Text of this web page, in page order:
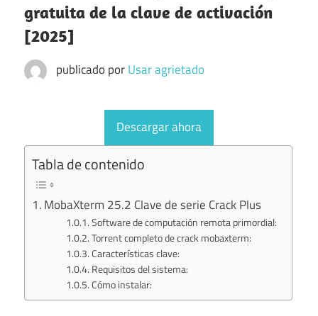
gratuita de la clave de activación
[2025]
publicado porUsar agrietado
Descargar ahora
Tabla de contenido
MobaXterm 25.2 Clave de serie Crack Plus
Software de computación remota primordial:
Torrent completo de crack mobaxterm:
Características clave:
Requisitos del sistema:
Cómo instalar: